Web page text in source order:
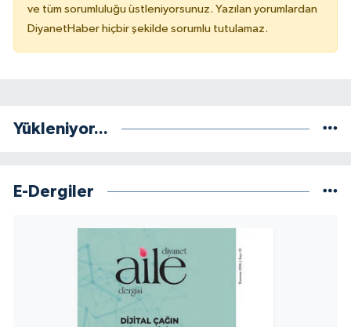
ve tüm sorumluluğu üstleniyorsunuz. Yazılan yorumlardan
DiyanetHaber hiçbir şekilde sorumlu tutulamaz.
Yükleniyor...
E-Dergiler